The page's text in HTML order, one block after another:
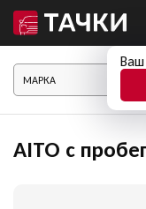
Ваш
AITO с